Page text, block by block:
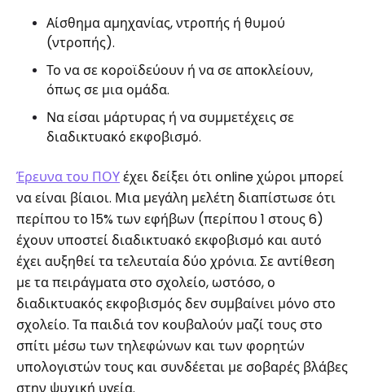
Αίσθημα αμηχανίας, ντροπής ή θυμού
(ντροπής).
Το να σε κοροϊδεύουν ή να σε αποκλείουν,
όπως σε μια ομάδα.
Να είσαι μάρτυρας ή να συμμετέχεις σε
διαδικτυακό εκφοβισμό.
Έρευνα του ΠΟΥέχει δείξει ότι online χώροι μπορεί
να είναι βίαιοι. Μια μεγάλη μελέτη διαπίστωσε ότι
περίπου το 15% των εφήβων (περίπου 1 στους 6)
έχουν υποστεί διαδικτυακό εκφοβισμό και αυτό
έχει αυξηθεί τα τελευταία δύο χρόνια. Σε αντίθεση
με τα πειράγματα στο σχολείο, ωστόσο, ο
διαδικτυακός εκφοβισμός δεν συμβαίνει μόνο στο
σχολείο. Τα παιδιά τον κουβαλούν μαζί τους στο
σπίτι μέσω των τηλεφώνων και των φορητών
υπολογιστών τους και συνδέεται με σοβαρές βλάβες